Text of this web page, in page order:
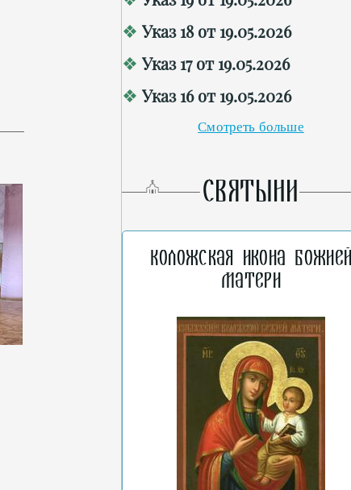
Указ 18 от 19.05.2026
Указ 17 от 19.05.2026
Указ 16 от 19.05.2026
Смотреть больше
СВЯТЫНИ
Коложская икона
Матери